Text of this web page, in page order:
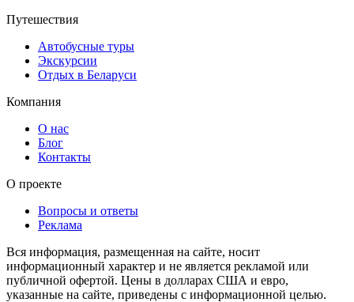
Путешествия
Автобусные туры
Экскурсии
Отдых в Беларуси
Компания
О нас
Блог
Контакты
О проекте
Вопросы и ответы
Реклама
Вся информация, размещенная на сайте, носит
информационный характер и не является рекламой или
публичной офертой. Цены в долларах США и евро,
указанные на сайте, приведены с информационной целью.